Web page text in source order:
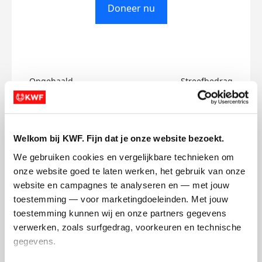
Welkom bij KWF. Fijn dat je onze website bezoekt.
We gebruiken cookies en vergelijkbare technieken om
onze website goed te laten werken, het gebruik van onze
website en campagnes te analyseren en — met jouw
toestemming — voor marketingdoeleinden. Met jouw
toestemming kunnen wij en onze partners gegevens
verwerken, zoals surfgedrag, voorkeuren en technische
gegevens.
Doneer nu
Opgehaald
€0
Streefbedrag
€750
Samantha's badges